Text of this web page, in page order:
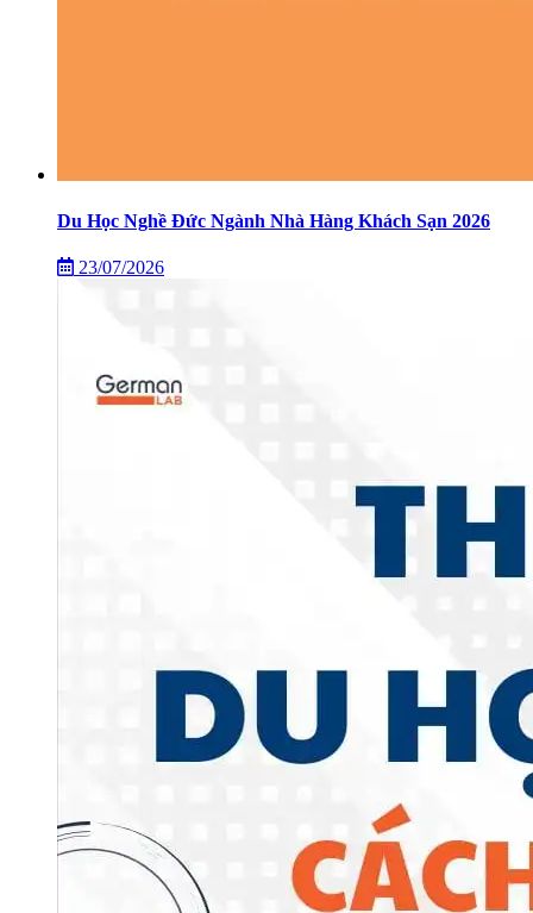
Du Học Nghề Đức Ngành Nhà Hàng Khách Sạn 2026
23/07/2026